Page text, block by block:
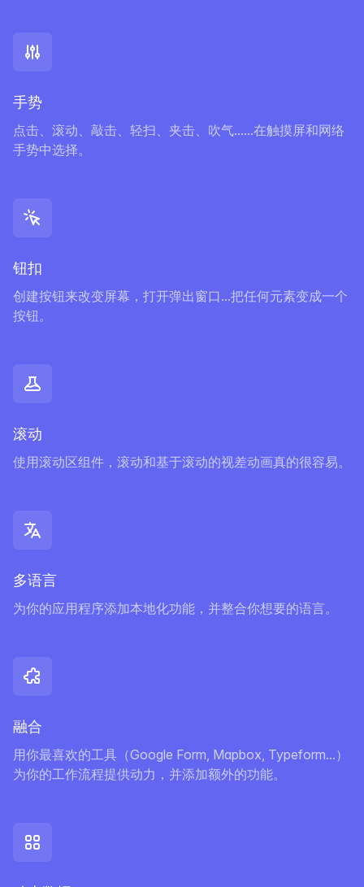
手势
点击、滚动、敲击、轻扫、夹击、吹气......在触摸屏和网络
手势中选择。
钮扣
创建按钮来改变屏幕，打开弹出窗口...把任何元素变成一个
按钮。
滚动
使用滚动区组件，滚动和基于滚动的视差动画真的很容易。
多语言
为你的应用程序添加本地化功能，并整合你想要的语言。
融合
用你最喜欢的工具（Google Form, Mapbox, Typeform...）
为你的工作流程提供动力，并添加额外的功能。